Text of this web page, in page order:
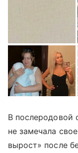
В послеродовой
не замечала
вырост» после